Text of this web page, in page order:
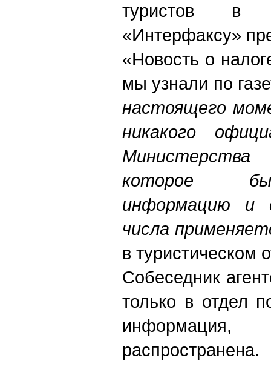
туристов в
«Интерфаксу»
«Новость о
мы узнали по
настоящего
никакого
которое бы
информацию и
числа
в туристическом
Собеседник
только в отдел
распространена.